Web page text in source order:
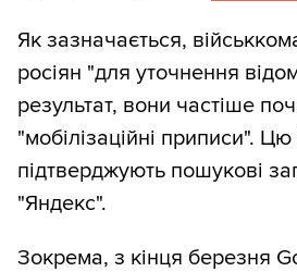
Як зазначається,
росіян "для уточнення
результат, вони частіше
"мобілізаційні приписи".
підтверджують пошукові
"Яндекс".
Зокрема, з кінця березня